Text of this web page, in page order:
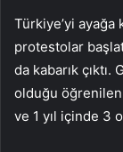
Türkiye’yi ayağa
protestolar
da kabarık
olduğu öğrenilen
ve 1 yıl içinde 3